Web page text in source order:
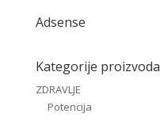
Adsense
Kategorije proizvoda
ZDRAVLJE
Potencija